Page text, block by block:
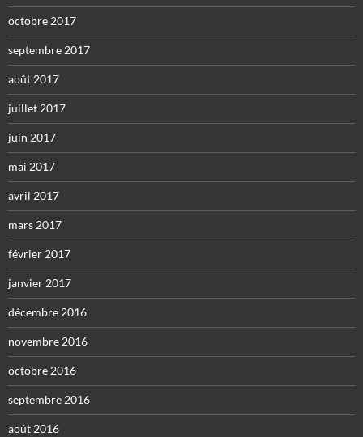
octobre 2017
septembre 2017
août 2017
juillet 2017
juin 2017
mai 2017
avril 2017
mars 2017
février 2017
janvier 2017
décembre 2016
novembre 2016
octobre 2016
septembre 2016
août 2016